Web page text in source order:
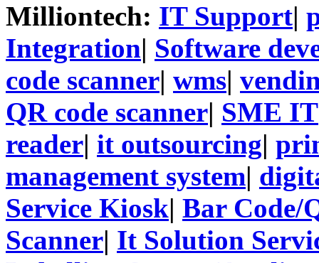
Milliontech: IT Support|
Integration| Software
code scanner| wms|
QR code scanner| SME IT
reader| it outsourcing|
management system|
Service Kiosk| Bar Code/
Scanner| It Solution